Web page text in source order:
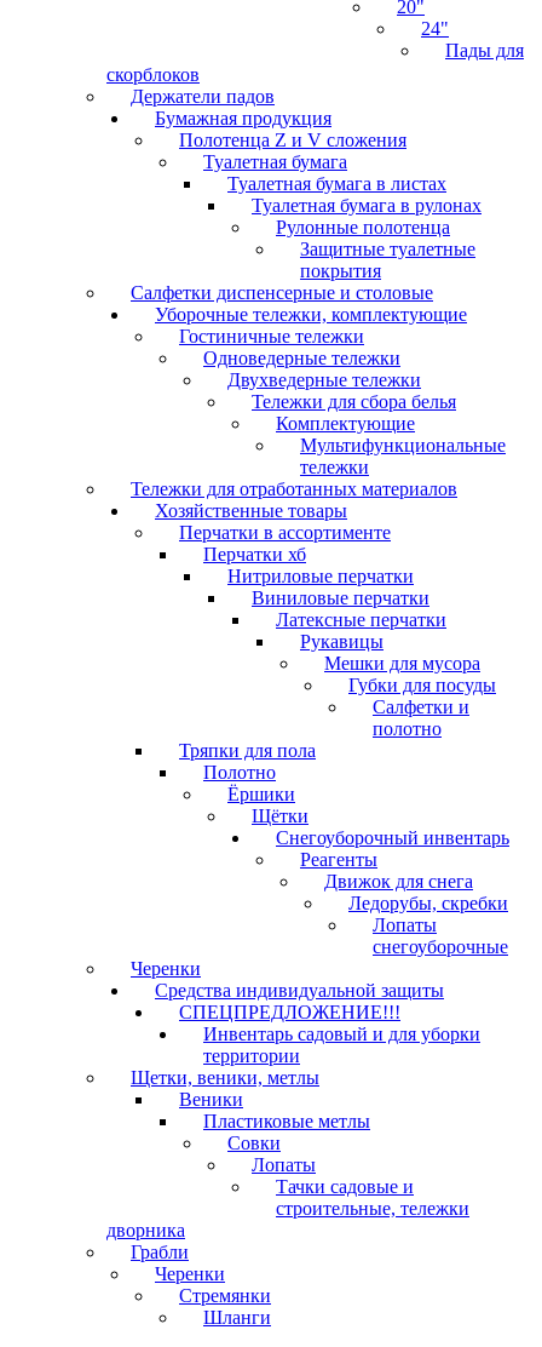
20"
24"
Пады для
скорблоков
Держатели падов
Бумажная продукция
Полотенца Z и V сложения
Туалетная бумага
Туалетная бумага в листах
Туалетная бумага в рулонах
Рулонные полотенца
Защитные туалетные
покрытия
Салфетки диспенсерные и столовые
Уборочные тележки, комплектующие
Гостиничные тележки
Одноведерные тележки
Двухведерные тележки
Тележки для сбора белья
Комплектующие
Мультифункциональные
тележки
Тележки для отработанных материалов
Хозяйственные товары
Перчатки в ассортименте
Перчатки хб
Нитриловые перчатки
Виниловые перчатки
Латексные перчатки
Рукавицы
Мешки для мусора
Губки для посуды
Салфетки и
полотно
Тряпки для пола
Полотно
Ёршики
Щётки
Снегоуборочный инвентарь
Реагенты
Движок для снега
Ледорубы, скребки
Лопаты
снегоуборочные
Черенки
Средства индивидуальной защиты
СПЕЦПРЕДЛОЖЕНИЕ!!!
Инвентарь садовый и для уборки
территории
Щетки, веники, метлы
Веники
Пластиковые метлы
Совки
Лопаты
Тачки садовые и
строительные, тележки
дворника
Грабли
Черенки
Стремянки
Шланги